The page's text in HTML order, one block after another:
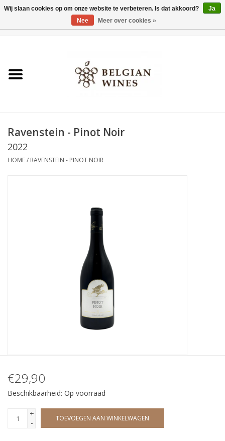
Wijnen
Wijnbar Antwerpen
Over ons
Ravenstein - Pinot Noir
2022
HOME/ RAVENSTEIN - PINOT NOIR
€29,90
Beschikbaarheid: Op voorraad
+
-
TOEVOEGEN AAN WINKELWAGEN
Wij slaan cookies op om onze website te verbeteren. Is dat akkoord?
Ja
Nee
Meer over cookies »